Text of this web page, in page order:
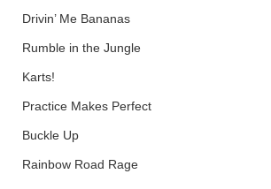
Drivin’ Me Bananas
Rumble in the Jungle
Karts!
Practice Makes Perfect
Buckle Up
Rainbow Road Rage